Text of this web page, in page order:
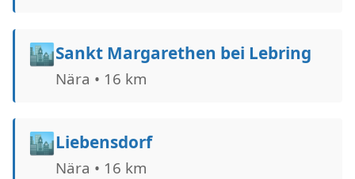
🏙️Sankt Margarethen bei Lebring
Nära • 16 km
🏙️Liebensdorf
Nära • 16 km